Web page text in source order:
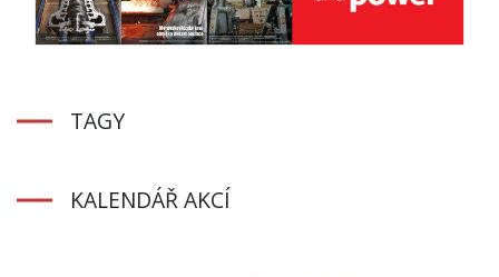
TAGY
KALENDÁŘ AKCÍ